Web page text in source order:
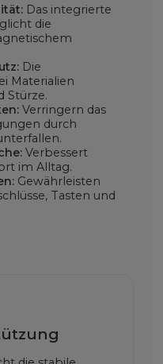
Das integrierte
die
Die
Materialien
Stürze.
Verringern das
durch
Verbessert
im Alltag.
Gewährleisten
Tasten und